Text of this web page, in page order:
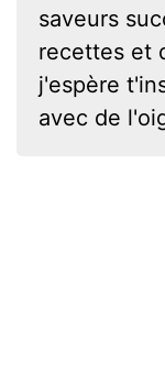
saveurs
recettes et
j'espère
avec de